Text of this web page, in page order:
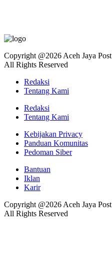
Copyright @2026 Aceh Jaya Post
All Rights Reserved
Redaksi
Tentang Kami
Redaksi
Tentang Kami
Kebijakan Privacy
Panduan Komunitas
Pedoman Siber
Bantuan
Iklan
Karir
Copyright @2026 Aceh Jaya Post
All Rights Reserved